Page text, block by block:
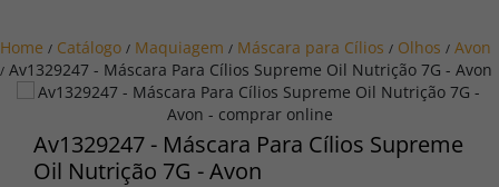
Home / Catálogo / Maquiagem / Máscara para Cílios / Olhos / Avon
/ Av1329247 - Máscara Para Cílios Supreme Oil Nutrição 7G - Avon
Av1329247 - Máscara Para Cílios Supreme
Oil Nutrição 7G - Avon